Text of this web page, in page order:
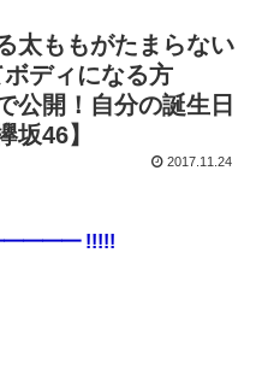
太ももがたまらない
ボディになる方
公開！自分の誕生日
坂46】
2017.11.24
!!!!!